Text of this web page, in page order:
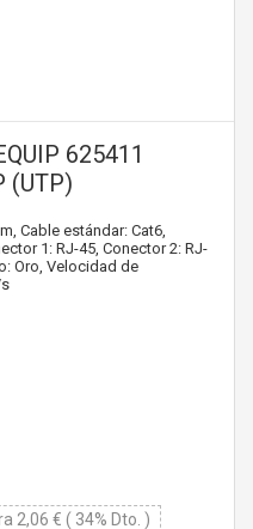
625411
(UTP)
Cable estándar: Cat6,
1: RJ-45, Conector 2: RJ-
Oro, Velocidad de
2,06 € ( 34% Dto. )